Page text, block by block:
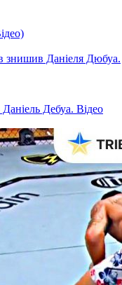
Дебуа. Відео